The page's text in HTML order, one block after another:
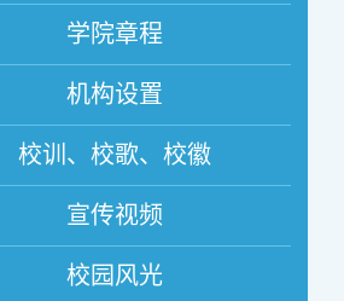
学院章程
机构设置
校训、校歌、校徽
宣传视频
校园风光